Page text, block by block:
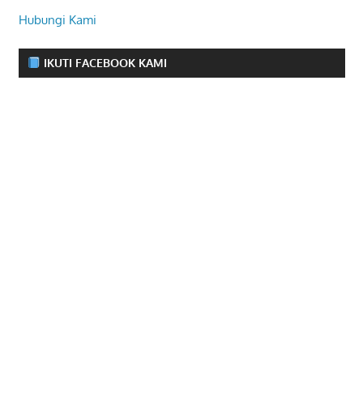
Hubungi Kami
IKUTI FACEBOOK KAMI